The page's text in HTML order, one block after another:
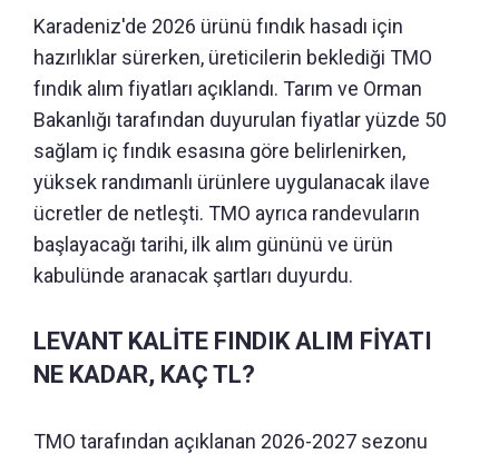
Karadeniz'de 2026 ürünü fındık hasadı için
hazırlıklar sürerken, üreticilerin beklediği TMO
fındık alım fiyatları açıklandı. Tarım ve Orman
Bakanlığı tarafından duyurulan fiyatlar yüzde 50
sağlam iç fındık esasına göre belirlenirken,
yüksek randımanlı ürünlere uygulanacak ilave
ücretler de netleşti. TMO ayrıca randevuların
başlayacağı tarihi, ilk alım gününü ve ürün
kabulünde aranacak şartları duyurdu.
LEVANT KALİTE FINDIK ALIM FİYATI
NE KADAR, KAÇ TL?
TMO tarafından açıklanan 2026-2027 sezonu